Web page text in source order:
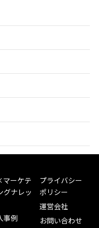
ーケテ
グナレッ
事例
プライバシー
ポリシー
運営会社
お問い合わせ